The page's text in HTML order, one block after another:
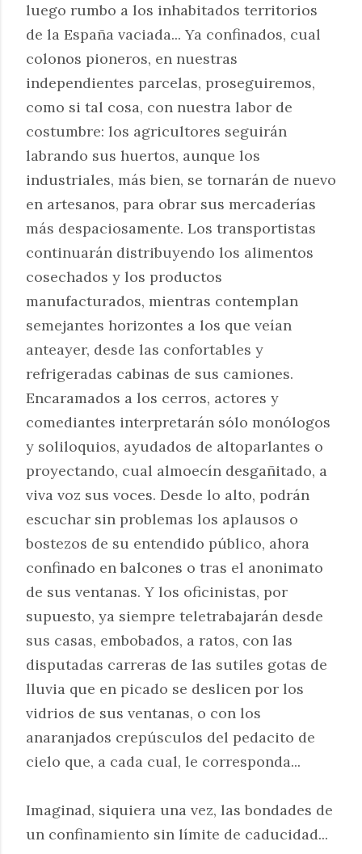
luego rumbo a los inhabitados territorios
de la España vaciada... Ya confinados, cual
colonos pioneros, en nuestras
independientes parcelas, proseguiremos,
como si tal cosa, con nuestra labor de
costumbre: los agricultores seguirán
labrando sus huertos, aunque los
industriales, más bien, se tornarán de nuevo
en artesanos, para obrar sus mercaderías
más despaciosamente. Los transportistas
continuarán distribuyendo los alimentos
cosechados y los productos
manufacturados, mientras contemplan
semejantes horizontes a los que veían
anteayer, desde las confortables y
refrigeradas cabinas de sus camiones.
Encaramados a los cerros, actores y
comediantes interpretarán sólo monólogos
y soliloquios, ayudados de altoparlantes o
proyectando, cual almoecín desgañitado, a
viva voz sus voces. Desde lo alto, podrán
escuchar sin problemas los aplausos o
bostezos de su entendido público, ahora
confinado en balcones o tras el anonimato
de sus ventanas. Y los oficinistas, por
supuesto, ya siempre teletrabajarán desde
sus casas, embobados, a ratos, con las
disputadas carreras de las sutiles gotas de
lluvia que en picado se deslicen por los
vidrios de sus ventanas, o con los
anaranjados crepúsculos del pedacito de
cielo que, a cada cual, le corresponda...
Imaginad, siquiera una vez, las bondades de
un confinamiento sin límite de caducidad...